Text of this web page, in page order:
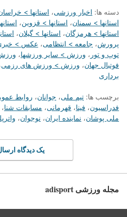
دسته ها: اخبار ورزشی، استانها >
استانها > سمنان، استانها > قزوین،
استانها > هرمزگان، استانها > گیلان،
پرورش، جامعه > انتظامی، عکس >
توپ و تور ، ورزش > سایر ورزشها،
فوتبال جهان، ورزش > ورزش های رزمی
برداری
برچسب ها: تیم ملی، جوانان، روابط
فدراسیون، فینا، قهرمانی، مسابقات شنا،
ملی پوشان، نماینده ایران، نوجوان،
یک دیدگاه
مجله ورزشی adisport